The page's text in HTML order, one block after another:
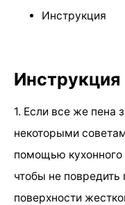
Инструкция
Инструкция
1. Если все же пена
некоторыми
помощью
чтобы не повредить
поверхности